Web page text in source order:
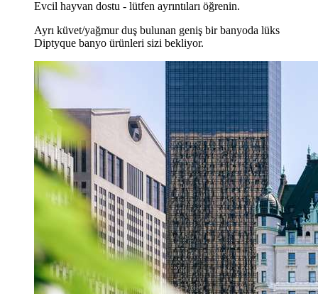
Evcil hayvan dostu - lütfen ayrıntıları öğrenin.
Ayrı küvet/yağmur duş bulunan geniş bir banyoda lüks
Diptyque banyo ürünleri sizi bekliyor.